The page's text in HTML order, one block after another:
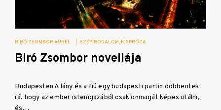
BIRÓ ZSOMBOR AURÉL SZÉPIRODALOM KISPRÓZA
Biró Zsombor novellája
Budapesten A lány és a fiú egy budapesti partin döbbentek
rá, hogy az ember istenigazából csak önmagát képes utálni,